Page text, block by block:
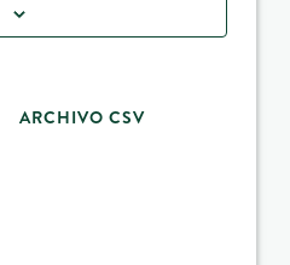
ARCHIVO CSV